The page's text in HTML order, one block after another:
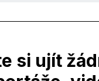
si ujít